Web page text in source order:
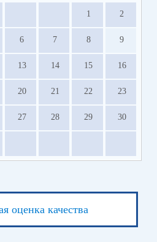
1 2
6 7 8 9
13 14 15 16
20 21 22 23
27 28 29 30
оценка качества